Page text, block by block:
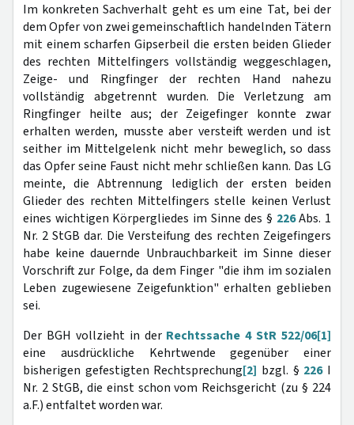
Im konkreten Sachverhalt geht es um eine Tat, bei der
dem Opfer von zwei gemeinschaftlich handelnden Tätern
mit einem scharfen Gipserbeil die ersten beiden Glieder
des rechten Mittelfingers vollständig weggeschlagen,
Zeige- und Ringfinger der rechten Hand nahezu
vollständig abgetrennt wurden. Die Verletzung am
Ringfinger heilte aus; der Zeigefinger konnte zwar
erhalten werden, musste aber versteift werden und ist
seither im Mittelgelenk nicht mehr beweglich, so dass
das Opfer seine Faust nicht mehr schließen kann. Das LG
meinte, die Abtrennung lediglich der ersten beiden
Glieder des rechten Mittelfingers stelle keinen Verlust
eines wichtigen Körpergliedes im Sinne des § 226Abs. 1
Nr. 2 StGB dar. Die Versteifung des rechten Zeigefingers
habe keine dauernde Unbrauchbarkeit im Sinne dieser
Vorschrift zur Folge, da dem Finger "die ihm im sozialen
Leben zugewiesene Zeigefunktion" erhalten geblieben
sei.
Der BGH vollzieht in der Rechtssache 4 StR 522/06[1]
eine ausdrückliche Kehrtwende gegenüber einer
bisherigen gefestigten Rechtsprechung[2] bzgl. § 226I
Nr. 2 StGB, die einst schon vom Reichsgericht (zu § 224
a.F.) entfaltet worden war.